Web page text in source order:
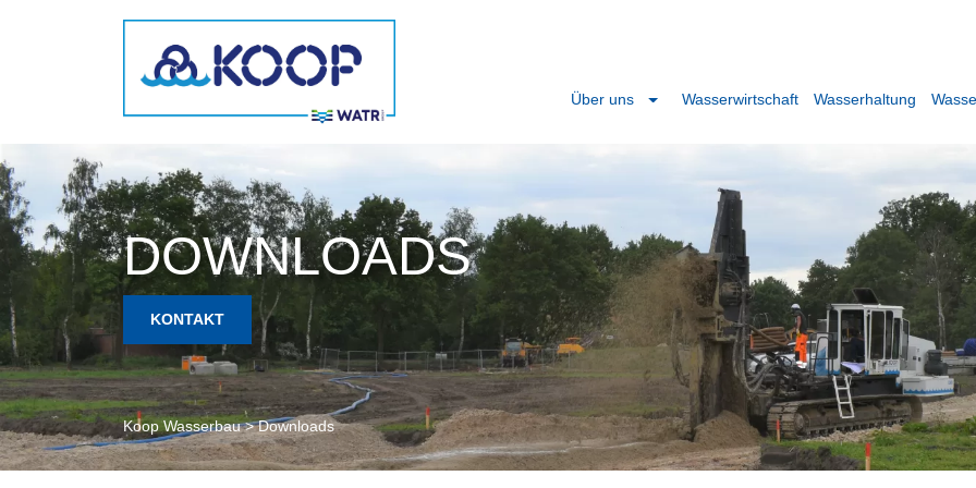
Über uns Wasserwirtschaft Wasserhaltung
DOWNLOADS
KONTAKT
Koop Wasserbau>Downloads